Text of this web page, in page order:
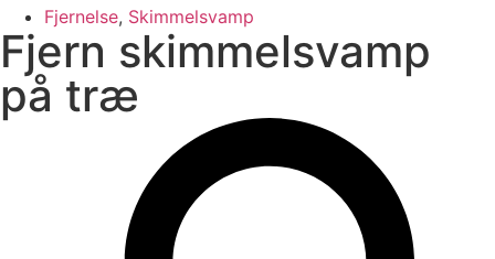
Fjernelse, Skimmelsvamp
Fjern skimmelsvamp
på træ